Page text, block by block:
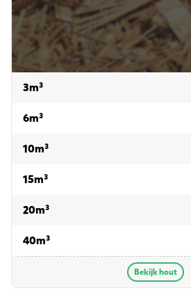
3m³voor hout
6m³voor hout
10m³voor hout
15m³voor hout
20m³voor hout
40m³voor hout
Bekijk hout